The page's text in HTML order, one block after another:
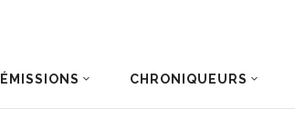
ÉMISSIONS CHRONIQUEURS